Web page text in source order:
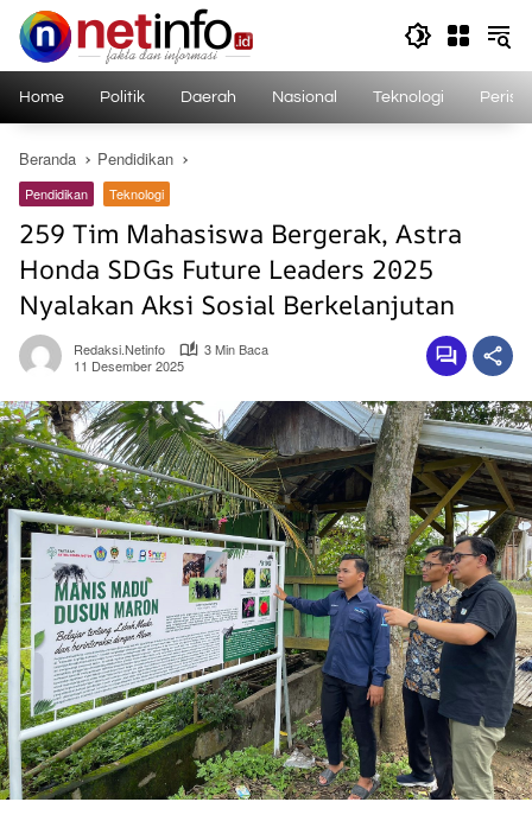
Langsung
konten
Home Politik Daerah Nasional Teknologi
Beranda Pendidikan
Pendidikan Teknologi
259 Tim Mahasiswa Bergerak, Astra
Honda SDGs Future Leaders 2025
Nyalakan Aksi Sosial Berkelanjutan
Redaksi.netinfo
3 Min Baca
11 Desember 2025